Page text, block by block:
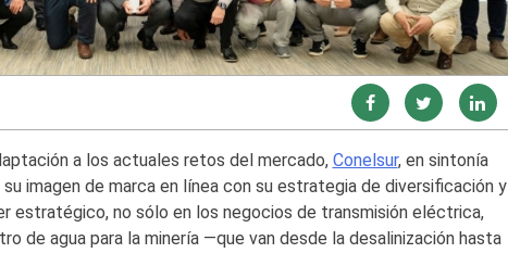
a los actuales retos del mercado, Conelsur, en sintonía
imagen de marca en línea con su estrategia de diversificación y
estratégico, no sólo en los negocios de transmisión eléctrica,
de agua para la minería —que van desde la desalinización hasta